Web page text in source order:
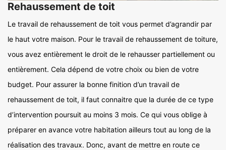
Rehaussement de toit
Le travail de rehaussement de toit vous permet d’agrandir par
le haut votre maison. Pour le travail de rehaussement de toiture,
vous avez entièrement le droit de le rehausser partiellement ou
entièrement. Cela dépend de votre choix ou bien de votre
budget. Pour assurer la bonne finition d’un travail de
rehaussement de toit, il faut connaitre que la durée de ce type
d’intervention poursuit au moins 3 mois. Ce qui vous oblige à
préparer en avance votre habitation ailleurs tout au long de la
réalisation des travaux. Donc, avant de mettre en route ce